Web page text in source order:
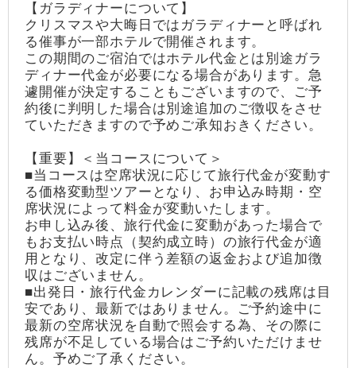
【ガラディナーについて】
クリスマスや大晦日ではガラディナーと呼ばれ
る催事が一部ホテルで開催されます。
この期間のご宿泊ではホテル代金とは別途ガラ
ディナー代金が必要になる場合があります。急
遽開催が決定することもございますので、ご予
約後に判明した場合は別途追加のご徴収をさせ
ていただきますので予めご承知おきください。
【重要】＜当コースについて＞
■当コースは空席状況に応じて旅行代金が変動す
る価格変動型ツアーとなり、お申込み時期・空
席状況によって料金が変動いたします。
お申し込み後、旅行代金に変動があった場合で
もお支払い時点（契約成立時）の旅行代金が適
用となり、改定に伴う差額の返金および追加徴
収はございません。
■出発日・旅行代金カレンダーに記載の残席は目
安であり、最新ではありません。ご予約途中に
最新の空席状況を自動で照会する為、その際に
残席が不足している場合はご予約いただけませ
ん。予めご了承ください。